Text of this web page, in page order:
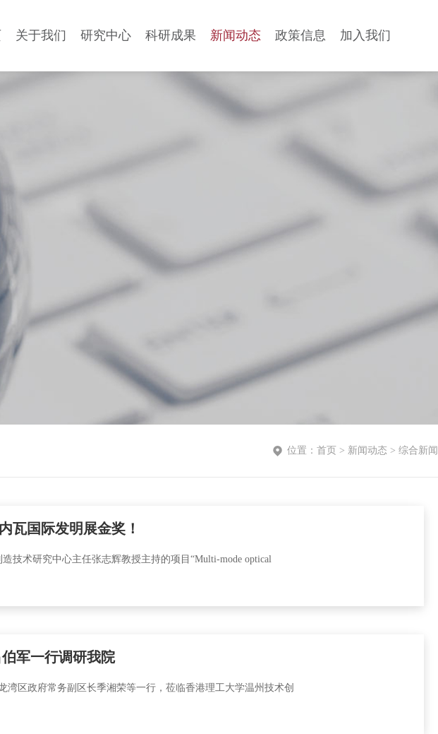
关于我们 研究中心 科研成果 新闻动态 政策信息 加入我们
位置： 首页 > 新闻动态 > 综合新闻
瓦国际发明展金奖！
技术研究中心主任张志辉教授主持的项目“Multi-mode optical
军一行调研我院
区政府常务副区长季湘荣等一行，莅临香港理工大学温州技术创